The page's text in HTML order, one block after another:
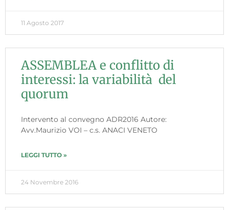
11 Agosto 2017
ASSEMBLEA e conflitto di
interessi: la variabilità del
quorum
Intervento al convegno ADR2016 Autore:
Avv.Maurizio VOI – c.s. ANACI VENETO
LEGGI TUTTO »
24 Novembre 2016